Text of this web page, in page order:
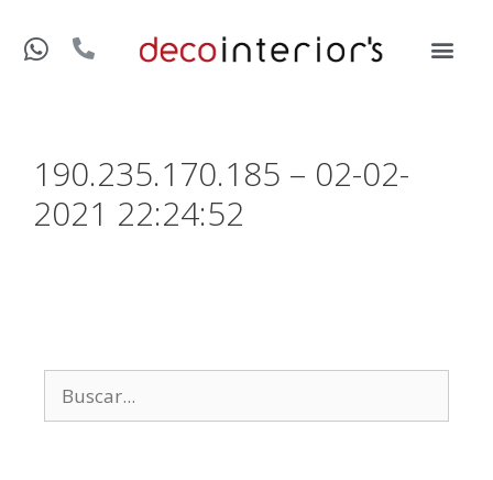
190.235.170.185 – 02-02-
2021 22:24:52